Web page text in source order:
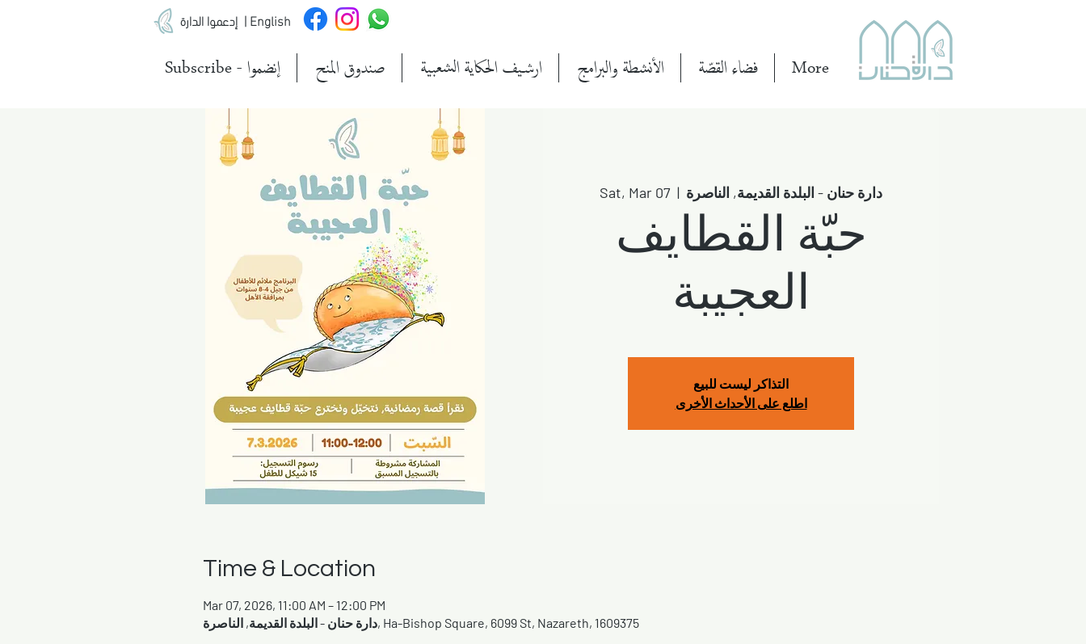
Subscribe - إنضموا صندوق المنح ارشيف الحكاية الشعبية الأنشطة والبرامج فضاء القصّة More
إدعموا الدارة | English
Sat, Mar 07
  |
دارة حنان - البلدة القديمة, الناصرة
حبّة القطايف
العجيبة
التذاكر ليست للبيع
اطلع على الأحداث الأخرى
Time & Location
Mar 07, 2026, 11:00 AM – 12:00 PM
دارة حنان - البلدة القديمة, الناصرة, Ha-Bishop Square, 6099 St, Nazareth, 1609375